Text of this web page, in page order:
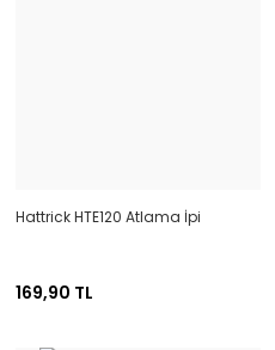
Hattrick HTE120 Atlama İpi
169,90 TL